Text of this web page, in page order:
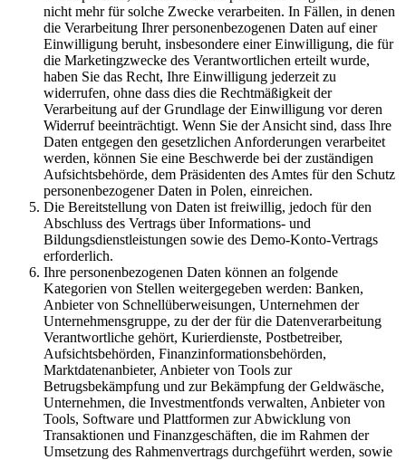
nicht mehr für solche Zwecke verarbeiten. In Fällen, in denen
die Verarbeitung Ihrer personenbezogenen Daten auf einer
Einwilligung beruht, insbesondere einer Einwilligung, die für
die Marketingzwecke des Verantwortlichen erteilt wurde,
haben Sie das Recht, Ihre Einwilligung jederzeit zu
widerrufen, ohne dass dies die Rechtmäßigkeit der
Verarbeitung auf der Grundlage der Einwilligung vor deren
Widerruf beeinträchtigt. Wenn Sie der Ansicht sind, dass Ihre
Daten entgegen den gesetzlichen Anforderungen verarbeitet
werden, können Sie eine Beschwerde bei der zuständigen
Aufsichtsbehörde, dem Präsidenten des Amtes für den Schutz
personenbezogener Daten in Polen, einreichen.
Die Bereitstellung von Daten ist freiwillig, jedoch für den
Abschluss des Vertrags über Informations- und
Bildungsdienstleistungen sowie des Demo-Konto-Vertrags
erforderlich.
Ihre personenbezogenen Daten können an folgende
Kategorien von Stellen weitergegeben werden: Banken,
Anbieter von Schnellüberweisungen, Unternehmen der
Unternehmensgruppe, zu der der für die Datenverarbeitung
Verantwortliche gehört, Kurierdienste, Postbetreiber,
Aufsichtsbehörden, Finanzinformationsbehörden,
Marktdatenanbieter, Anbieter von Tools zur
Betrugsbekämpfung und zur Bekämpfung der Geldwäsche,
Unternehmen, die Investmentfonds verwalten, Anbieter von
Tools, Software und Plattformen zur Abwicklung von
Transaktionen und Finanzgeschäften, die im Rahmen der
Umsetzung des Rahmenvertrags durchgeführt werden, sowie